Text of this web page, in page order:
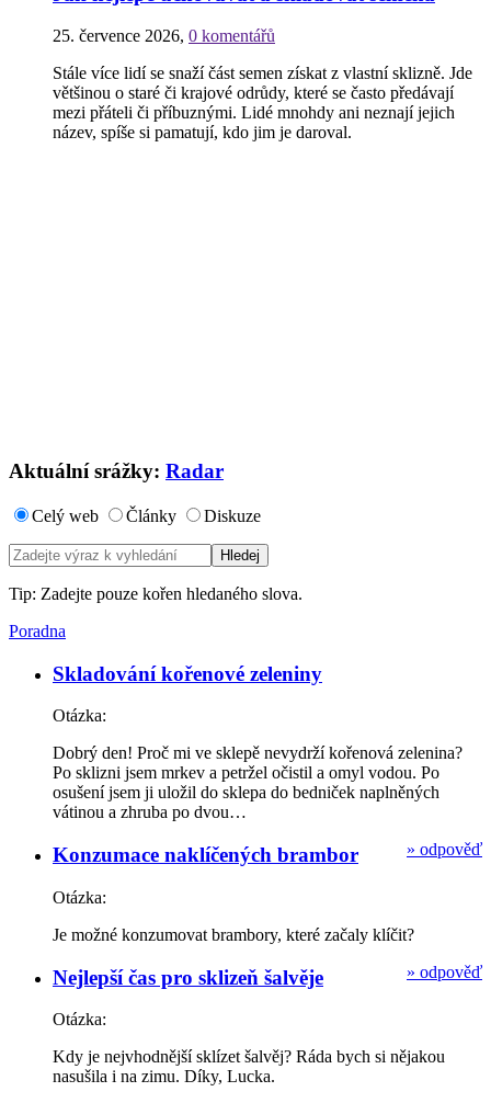
25. července 2026, 0 komentářů
Stále více lidí se snaží část semen získat z vlastní sklizně. Jde
většinou o staré či krajové odrůdy, které se často předávají
mezi přáteli či příbuznými. Lidé mnohdy ani neznají jejich
název, spíše si pamatují, kdo jim je daroval.
Aktuální srážky: Radar
Celý web Články Diskuze
Tip: Zadejte pouze kořen hledaného slova.
Poradna
Skladování kořenové zeleniny
Otázka:
Dobrý den! Proč mi ve sklepě nevydrží kořenová zelenina?
Po sklizni jsem mrkev a petržel očistil a omyl vodou. Po
osušení jsem ji uložil do sklepa do bedniček naplněných
vátinou a zhruba po dvou…
» odpověď
Konzumace naklíčených brambor
Otázka:
Je možné konzumovat brambory, které začaly klíčit?
» odpověď
Nejlepší čas pro sklizeň šalvěje
Otázka:
Kdy je nejvhodnější sklízet šalvěj? Ráda bych si nějakou
nasušila i na zimu. Díky, Lucka.